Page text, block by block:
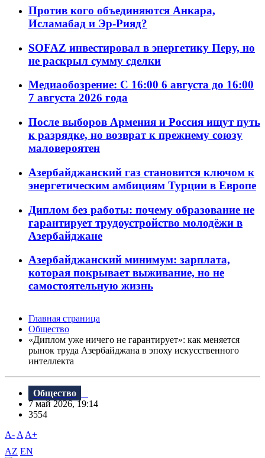
Против кого объединяются Анкара,
Исламабад и Эр-Рияд?
SOFAZ инвестировал в энергетику Перу, но
не раскрыл сумму сделки
Медиаобозрение: С 16:00 6 августа до 16:00
7 августа 2026 года
После выборов Армения и Россия ищут путь
к разрядке, но возврат к прежнему союзу
маловероятен
Азербайджанский газ становится ключом к
энергетическим амбициям Турции в Европе
Диплом без работы: почему образование не
гарантирует трудоустройство молодёжи в
Азербайджане
Азербайджанский минимум: зарплата,
которая покрывает выживание, но не
самостоятельную жизнь
Главная страница
Общество
«Диплом уже ничего не гарантирует»: как меняется
рынок труда Азербайджана в эпоху искусственного
интеллекта
Общество
7 май 2026, 19:14
3554
A- A A+
AZ EN